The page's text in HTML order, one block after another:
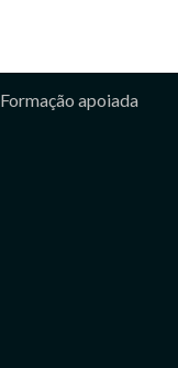
Formação apoiada